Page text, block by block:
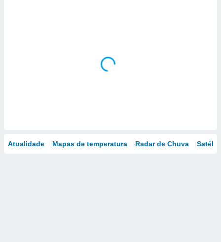
Atualidade Mapas de temperatura Radar de Chuva